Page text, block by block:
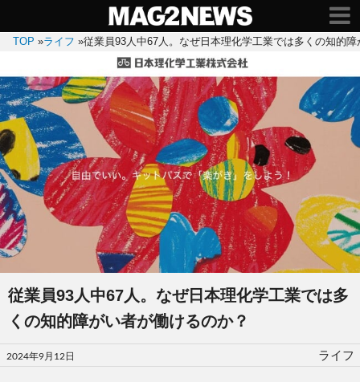
TOP »ライフ »従業員93人中67人。なぜ日本理化学工業では多くの知的
従業員93人中67人。なぜ日本理化学工業では多
くの知的障がい者が働けるのか？
投
稿
2024年9月12日 ライフ